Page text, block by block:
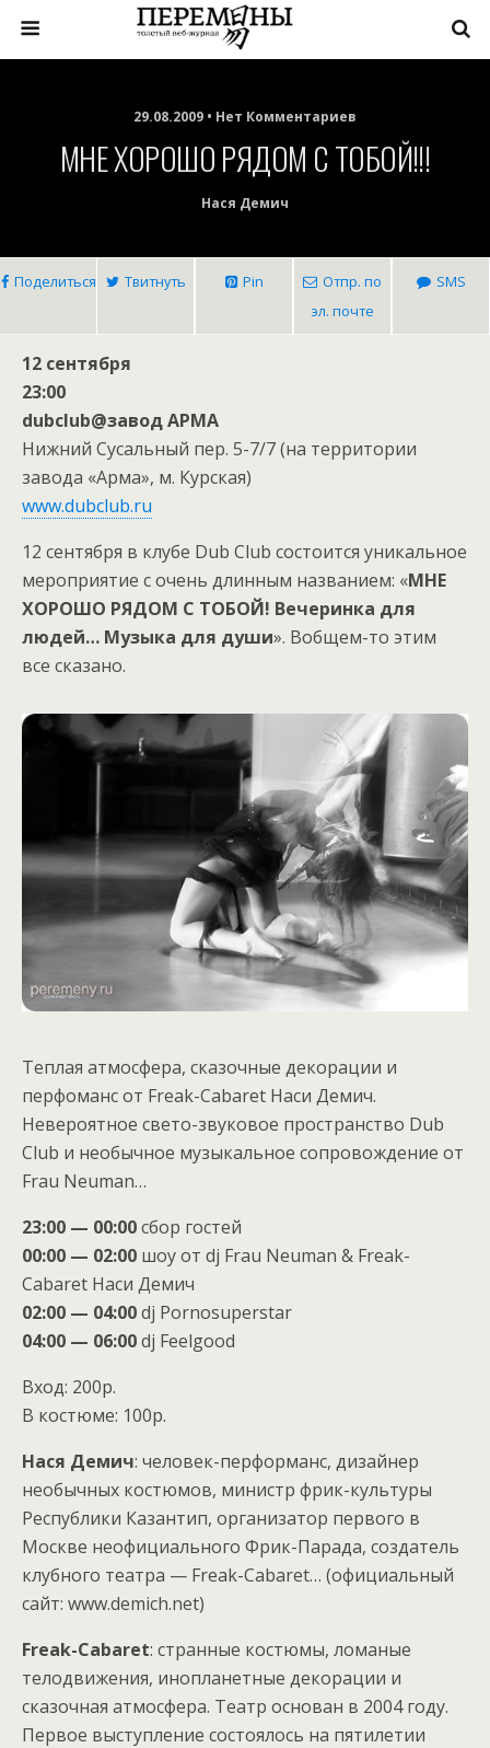
29.08.2009 • Нет Комментариев
МНЕ ХОРОШО РЯДОМ С ТОБОЙ!!!
Нася Демич
Поделиться Твитнуть Pin
Отпр. по
эл. почте
SMS
12 сентября
23:00
dubclub@завод АРМА
Нижний Сусальный пер. 5-7/7 (на территории
завода «Арма», м. Курская)
www.dubclub.ru
12 сентября в клубе Dub Club состоится уникальное
мероприятие с очень длинным названием: «МНЕ
ХОРОШО РЯДОМ С ТОБОЙ! Вечеринка для
людей… Музыка для души». Вобщем-то этим
все сказано.
Теплая атмосфера, сказочные декорации и
перфоманс от Freak-Cabaret Наси Демич.
Невероятное свето-звуковое пространство Dub
Club и необычное музыкальное сопровождение от
Frau Neuman…
23:00 — 00:00сбор гостей
00:00 — 02:00 шоу от dj Frau Neuman & Freak-
Cabaret Наси Демич
02:00 — 04:00dj Pornosuperstar
04:00 — 06:00dj Feelgood
Вход: 200р.
В костюме: 100р.
Нася Демич: человек-перформанс, дизайнер
необычных костюмов, министр фрик-культуры
Республики Казантип, организатор первого в
Москве неофициального Фрик-Парада, создатель
клубного театра — Freak-Cabaret… (официальный
сайт: www.demich.net)
Freak-Cabaret: странные костюмы, ломаные
телодвижения, инопланетные декорации и
сказочная атмосфера. Театр основан в 2004 году.
Первое выступление состоялось на пятилетии